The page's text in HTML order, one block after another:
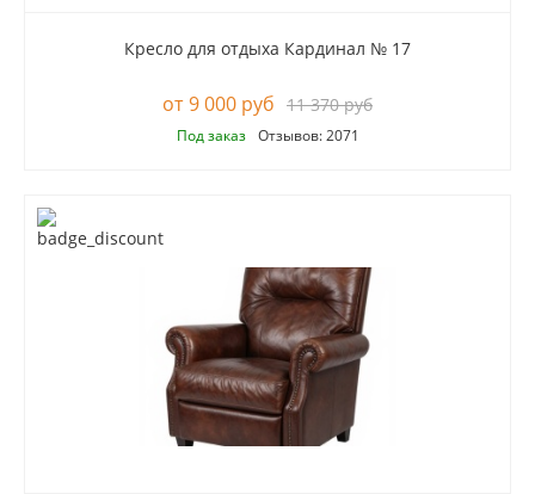
Кресло для отдыха Кардинал № 17
9 000 руб 11 370 руб
Под заказ Отзывов: 2071